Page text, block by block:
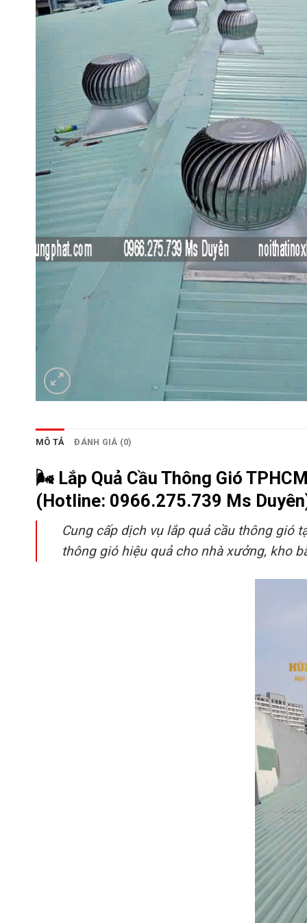
MÔ TẢ ĐÁNH GIÁ (0)
🌬️ Lắp Quả Cầu Thông Gió
(Hotline: 0966.275.739 Ms
Cung cấp dịch vụ lắp quả cầu thông gió
thông gió hiệu quả cho nhà xưởng, kho